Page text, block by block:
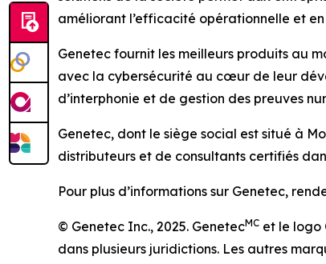
améliorant l’efficacité opérationnelle et
Genetec fournit les meilleurs produits au
avec la cybersécurité au cœur de leur
d’interphonie et de gestion des preuves
Genetec, dont le siège social est situé à
distributeurs et de consultants certifiés
Pour plus d’informations sur Genetec,
© Genetec Inc., 2025. GenetecMC et le logo
dans plusieurs juridictions. Les autres